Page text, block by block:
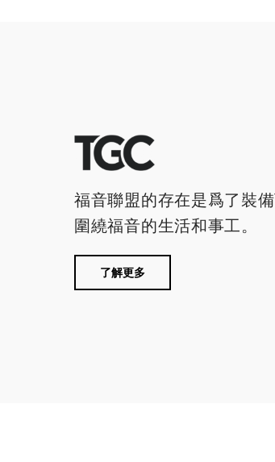
福音聯盟的存在是爲了裝
圍繞福音的生活和事工。
了解更多